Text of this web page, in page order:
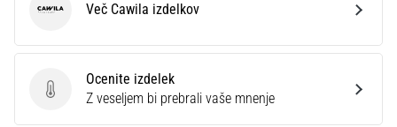
Ocenite izdelek
Ocenite izdelek
Z veseljem bi prebrali vaše mnenje
Cawila Več Cawila izdelkov